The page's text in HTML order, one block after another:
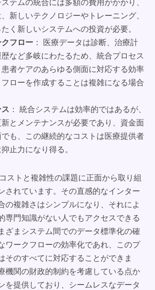
ステムの統合には多額の費用がかかり、
新しいテクノロジーやトレーニング、
く新しいシステムへの投資が必要。
フロー ： 医療データは診断、治療計
など多岐にわたるため、統合プロセス
者ケアのあらゆる側面に対応する効率
ローを作成することは複雑になる場合
： 統合システムは効率的ではあるが、
とメンテナンスが必要であり、資金面
も、この継続的なコストは医療提供者
止力になり得る。
ストと複雑性の課題に正面から取り組
されています。その直感的なインター
の複雑さはシンプルになり、それによ
専門知識がない人でもアクセスできる
ざまシステム間でのデータ標準化の確
ワークフローの効率化であれ、このプ
そのすべてに対応することができま
機関の財政的制約を考慮している点か
を提供しており、シームレスなデータ